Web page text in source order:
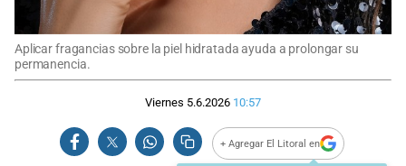
Aplicar fragancias sobre la piel hidratada ayuda a prolongar su
permanencia.
Viernes 5.6.2026 10:57
+ Agregar El Litoral en